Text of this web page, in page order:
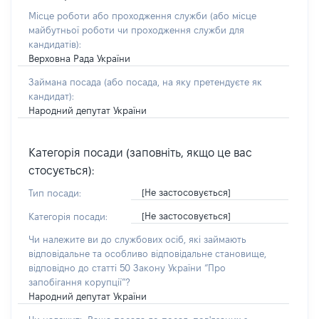
Місце роботи або проходження служби (або місце
майбутньої роботи чи проходження служби для
кандидатів):
Верховна Рада України
Займана посада (або посада, на яку претендуєте як
кандидат):
Народний депутат України
Категорія посади (заповніть, якщо це вас
стосується):
Тип посади: [Не застосовується]
Категорія посади: [Не застосовується]
Чи належите ви до службових осіб, які займають
відповідальне та особливо відповідальне становище,
відповідно до статті 50 Закону України “Про
запобігання корупції”?
Народний депутат України